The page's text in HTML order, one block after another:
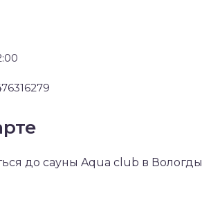
до сауны Aqua club в Вологды